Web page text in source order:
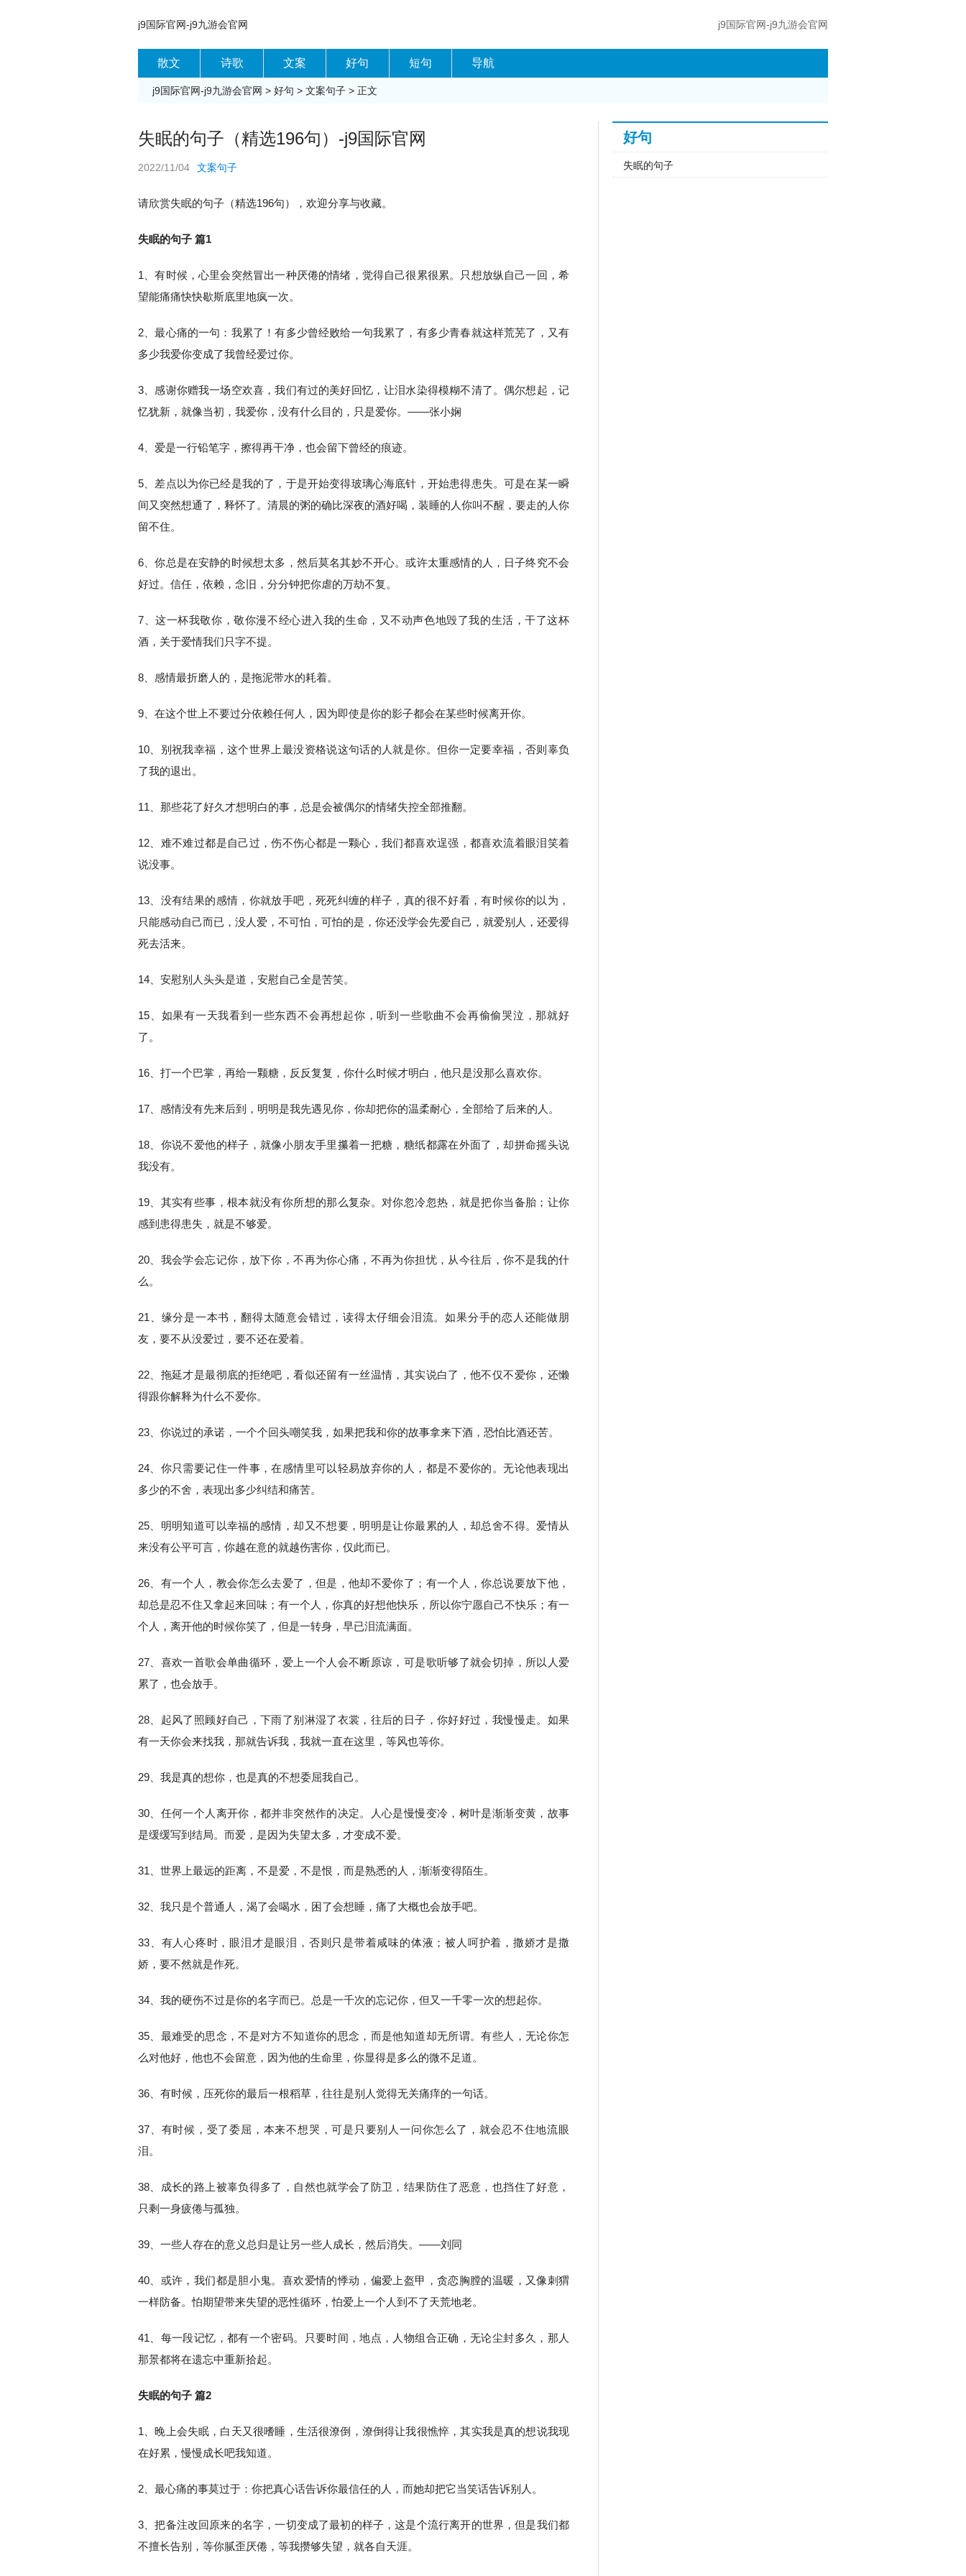
j9国际官网-j9九游会官网 j9国际官网-j9九游会官网
散文 诗歌 文案 好句 短句 导航
j9国际官网-j9九游会官网 > 好句 > 文案句子 > 正文
失眠的句子（精选196句）-j9国际官网
2022/11/04 文案句子
请欣赏失眠的句子（精选196句），欢迎分享与收藏。
失眠的句子 篇1
1、有时候，心里会突然冒出一种厌倦的情绪，觉得自己很累很累。只想放纵自己一回，希
望能痛痛快快歇斯底里地疯一次。
2、最心痛的一句：我累了！有多少曾经败给一句我累了，有多少青春就这样荒芜了，又有
多少我爱你变成了我曾经爱过你。
3、感谢你赠我一场空欢喜，我们有过的美好回忆，让泪水染得模糊不清了。偶尔想起，记
忆犹新，就像当初，我爱你，没有什么目的，只是爱你。——张小娴
4、爱是一行铅笔字，擦得再干净，也会留下曾经的痕迹。
5、差点以为你已经是我的了，于是开始变得玻璃心海底针，开始患得患失。可是在某一瞬
间又突然想通了，释怀了。清晨的粥的确比深夜的酒好喝，装睡的人你叫不醒，要走的人你
留不住。
6、你总是在安静的时候想太多，然后莫名其妙不开心。或许太重感情的人，日子终究不会
好过。信任，依赖，念旧，分分钟把你虐的万劫不复。
7、这一杯我敬你，敬你漫不经心进入我的生命，又不动声色地毁了我的生活，干了这杯
酒，关于爱情我们只字不提。
8、感情最折磨人的，是拖泥带水的耗着。
9、在这个世上不要过分依赖任何人，因为即使是你的影子都会在某些时候离开你。
10、别祝我幸福，这个世界上最没资格说这句话的人就是你。但你一定要幸福，否则辜负
了我的退出。
11、那些花了好久才想明白的事，总是会被偶尔的情绪失控全部推翻。
12、难不难过都是自己过，伤不伤心都是一颗心，我们都喜欢逞强，都喜欢流着眼泪笑着
说没事。
13、没有结果的感情，你就放手吧，死死纠缠的样子，真的很不好看，有时候你的以为，
只能感动自己而已，没人爱，不可怕，可怕的是，你还没学会先爱自己，就爱别人，还爱得
死去活来。
14、安慰别人头头是道，安慰自己全是苦笑。
15、如果有一天我看到一些东西不会再想起你，听到一些歌曲不会再偷偷哭泣，那就好
了。
16、打一个巴掌，再给一颗糖，反反复复，你什么时候才明白，他只是没那么喜欢你。
17、感情没有先来后到，明明是我先遇见你，你却把你的温柔耐心，全部给了后来的人。
18、你说不爱他的样子，就像小朋友手里攥着一把糖，糖纸都露在外面了，却拼命摇头说
我没有。
19、其实有些事，根本就没有你所想的那么复杂。对你忽冷忽热，就是把你当备胎；让你
感到患得患失，就是不够爱。
20、我会学会忘记你，放下你，不再为你心痛，不再为你担忧，从今往后，你不是我的什
么。
21、缘分是一本书，翻得太随意会错过，读得太仔细会泪流。如果分手的恋人还能做朋
友，要不从没爱过，要不还在爱着。
22、拖延才是最彻底的拒绝吧，看似还留有一丝温情，其实说白了，他不仅不爱你，还懒
得跟你解释为什么不爱你。
23、你说过的承诺，一个个回头嘲笑我，如果把我和你的故事拿来下酒，恐怕比酒还苦。
24、你只需要记住一件事，在感情里可以轻易放弃你的人，都是不爱你的。无论他表现出
多少的不舍，表现出多少纠结和痛苦。
25、明明知道可以幸福的感情，却又不想要，明明是让你最累的人，却总舍不得。爱情从
来没有公平可言，你越在意的就越伤害你，仅此而已。
26、有一个人，教会你怎么去爱了，但是，他却不爱你了；有一个人，你总说要放下他，
却总是忍不住又拿起来回味；有一个人，你真的好想他快乐，所以你宁愿自己不快乐；有一
个人，离开他的时候你笑了，但是一转身，早已泪流满面。
27、喜欢一首歌会单曲循环，爱上一个人会不断原谅，可是歌听够了就会切掉，所以人爱
累了，也会放手。
28、起风了照顾好自己，下雨了别淋湿了衣裳，往后的日子，你好好过，我慢慢走。如果
有一天你会来找我，那就告诉我，我就一直在这里，等风也等你。
29、我是真的想你，也是真的不想委屈我自己。
30、任何一个人离开你，都并非突然作的决定。人心是慢慢变冷，树叶是渐渐变黄，故事
是缓缓写到结局。而爱，是因为失望太多，才变成不爱。
31、世界上最远的距离，不是爱，不是恨，而是熟悉的人，渐渐变得陌生。
32、我只是个普通人，渴了会喝水，困了会想睡，痛了大概也会放手吧。
33、有人心疼时，眼泪才是眼泪，否则只是带着咸味的体液；被人呵护着，撒娇才是撒
娇，要不然就是作死。
34、我的硬伤不过是你的名字而已。总是一千次的忘记你，但又一千零一次的想起你。
35、最难受的思念，不是对方不知道你的思念，而是他知道却无所谓。有些人，无论你怎
么对他好，他也不会留意，因为他的生命里，你显得是多么的微不足道。
36、有时候，压死你的最后一根稻草，往往是别人觉得无关痛痒的一句话。
37、有时候，受了委屈，本来不想哭，可是只要别人一问你怎么了，就会忍不住地流眼
泪。
38、成长的路上被辜负得多了，自然也就学会了防卫，结果防住了恶意，也挡住了好意，
只剩一身疲倦与孤独。
39、一些人存在的意义总归是让另一些人成长，然后消失。——刘同
40、或许，我们都是胆小鬼。喜欢爱情的悸动，偏爱上盔甲，贪恋胸膛的温暖，又像刺猬
一样防备。怕期望带来失望的恶性循环，怕爱上一个人到不了天荒地老。
41、每一段记忆，都有一个密码。只要时间，地点，人物组合正确，无论尘封多久，那人
那景都将在遗忘中重新拾起。
失眠的句子 篇2
1、晚上会失眠，白天又很嗜睡，生活很潦倒，潦倒得让我很憔悴，其实我是真的想说我现
在好累，慢慢成长吧我知道。
2、最心痛的事莫过于：你把真心话告诉你最信任的人，而她却把它当笑话告诉别人。
3、把备注改回原来的名字，一切变成了最初的样子，这是个流行离开的世界，但是我们都
不擅长告别，等你腻歪厌倦，等我攒够失望，就各自天涯。
好句
失眠的句子